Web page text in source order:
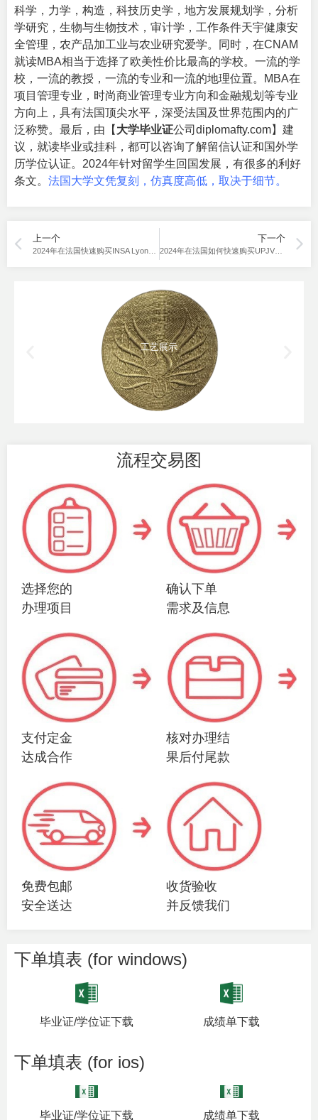
科学，力学，构造，科技历史学，地方发展规划学，分析
学研究，生物与生物技术，审计学，工作条件天宇健康安
全管理，农产品加工业与农业研究爱学。同时，在CNAM
就读MBA相当于选择了欧美性价比最高的学校。一流的学
校，一流的教授，一流的专业和一流的地理位置。MBA在
项目管理专业，时尚商业管理专业方向和金融规划等专业
方向上，具有法国顶尖水平，深受法国及世界范围内的广
泛称赞。最后，由【 大学毕业证公司diplomafty.com】建
议，就读毕业或挂科，都可以咨询了解留信认证和国外学
历学位认证。2024年针对留学生回国发展，有很多的利好
条文。 法国大学文凭复刻，仿真度高低，取决于细节。
上一个 下一个
2024年在法国如何快速购买UPJV毕业证？
工艺展示
流程交易图
选择您的
办理项目
确认下单
需求及信息
支付定金
达成合作
核对办理结
果后付尾款
免费包邮
安全送达
收货验收
并反馈我们
下单填表 (for windows)
毕业证/学位证下载 成绩单下载
下单填表 (for ios)
毕业证/学位证下载 成绩单下载